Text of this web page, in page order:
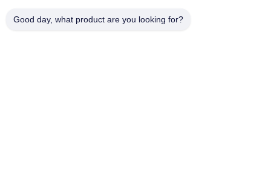
Good day, what product are you looking for?